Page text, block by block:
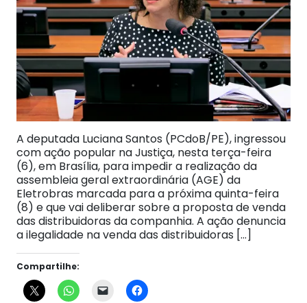
A deputada Luciana Santos (PCdoB/PE), ingressou
com ação popular na Justiça, nesta terça-feira
(6), em Brasília, para impedir a realização da
assembleia geral extraordinária (AGE) da
Eletrobras marcada para a próxima quinta-feira
(8) e que vai deliberar sobre a proposta de venda
das distribuidoras da companhia. A ação denuncia
a ilegalidade na venda das distribuidoras […]
Compartilhe: